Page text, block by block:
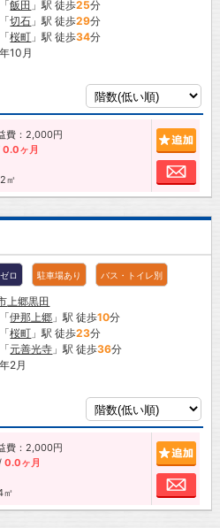
「飯田 」駅 徒歩25分
「切石 」駅 徒歩29分
「桜町 」駅 徒歩34分
10月
費：2,000円
0.0ヶ月
㎡
お
ロ 駐車場あり バス・トイレ別
上郷黒田
「伊那上郷 」駅 徒歩10分
「桜町 」駅 徒歩23分
「元善光寺 」駅 徒歩36分
2月
費：2,000円
0.0ヶ月
お